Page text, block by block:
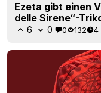
Ezeta gibt einen
delle Sirene“-
6 0 0 132 4